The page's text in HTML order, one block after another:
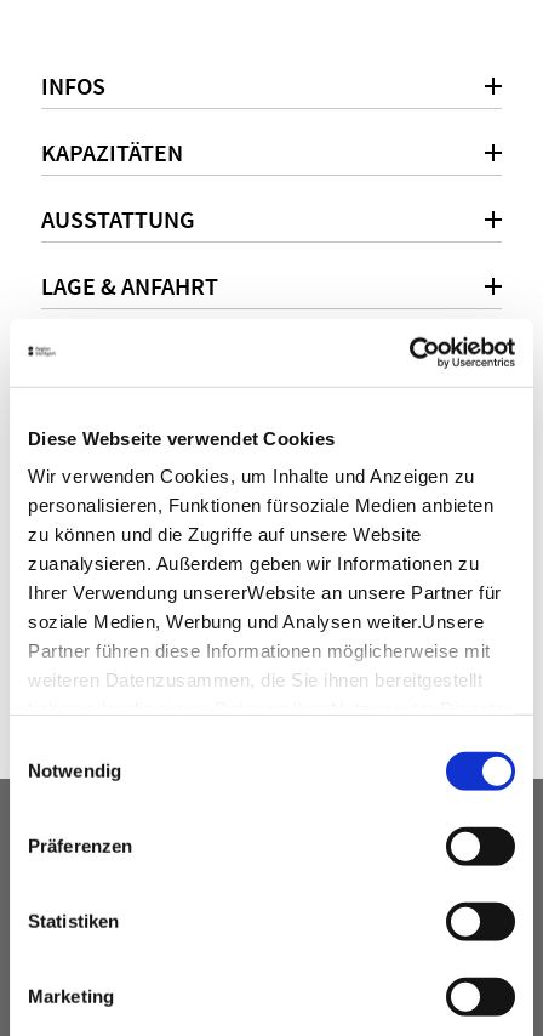
Diese Webseite verwendet Cookies
Wir verwenden Cookies, um Inhalte und Anzeigen zu
personalisieren, Funktionen fürsoziale Medien anbieten
zu können und die Zugriffe auf unsere Website
zuanalysieren. Außerdem geben wir Informationen zu
Ihrer Verwendung unsererWebsite an unsere Partner für
soziale Medien, Werbung und Analysen weiter.Unsere
Partner führen diese Informationen möglicherweise mit
weiteren Datenzusammen, die Sie ihnen bereitgestellt
Impressum
Notwendig
Präferenzen
Statistiken
Marketing
INFOS
KAPAZITÄTEN
AUSSTATTUNG
LAGE & ANFAHRT
Persönliche Beratung
+49(0)711 216-19616
info@kunstmuseum-stuttgart.de
www.kunstmuseum-stuttgart.de
WEITEREMPFEHLEN
UNSER SERVICE FÜR
kostenfreie Beratung
Dienstleistern